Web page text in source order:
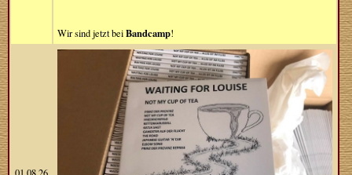
Wir sind jetzt beiBandcamp!